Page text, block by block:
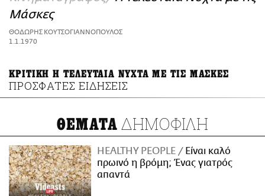
ΑΜΠΑ
PRINT
Μάσκες
ΘΟΔΩΡΗΣ ΚΟΥΤΣΟΓΙΑΝΝΟΠΟΥΛΟΣ
1.1.1970
ΚΡΙΤΙΚΗ Η ΤΕΛΕΥΤΑΙΑ ΝΥΧΤΑ ΜΕ ΤΙΣ ΜΑΣΚΕΣ
ΠΡΟΣΦΑΤΕΣ ΕΙΔΗΣΕΙΣ
ΘΕΜΑΤΑ ΔΗΜΟΦΙΛΗ
HEALTHY PEOPLE
Είναι καλό
πρωινό η βρόμη; Ένας γιατρός
απαντά